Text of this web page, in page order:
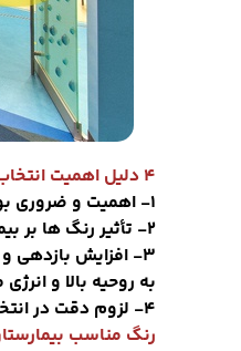
۴ دلیل اهمیت انتخاب رنگ بیمارستانی
1- اهمیت و ضروری بودن انتخاب رنگ مناسب هر بخش
2- تأثیر رنگ ها بر بیماران، کارکنان، پزشکان و همچنین همراهان بیمار
3- افزایش بازدهی
به روحیه بالا و
4- لزوم دقت در انتخاب رنگ در بیمارستان به دلیل پیشگیری از خطای دید در اندازه و شکل اجسام بیمارستانی
رنگ مناسب